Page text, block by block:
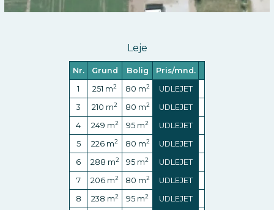
Leje
Nr. Grund Bolig
Pris/mnd.
1
251 m2 80 m2
UDLEJET
3
210 m2 80 m2
UDLEJET
4
249 m2 95 m2
UDLEJET
5
226 m2 80 m2
UDLEJET
6
288 m2 95 m2
UDLEJET
7
206 m2 80 m2
UDLEJET
8
238 m2 95 m2
UDLEJET